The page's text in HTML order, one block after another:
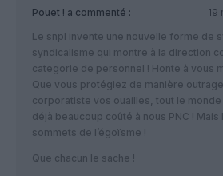
Pouet ! a commenté :
19
Le snpl invente une nouvelle forme de
syndicalisme qui montre à la direction
categorie de personnel ! Honte à vous
Que vous protégiez de manière
corporatiste vos ouailles, tout le monde
déjà beaucoup coûté à nous PNC !
sommets de l’égoïsme !
Que chacun le sache !